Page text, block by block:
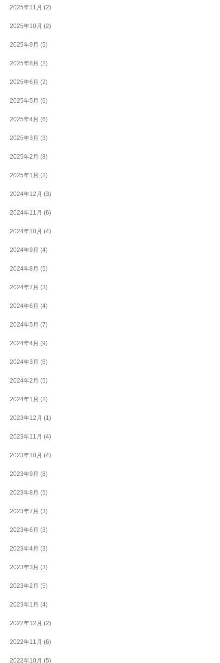
2025年11月 (2)
2025年10月 (2)
2025年9月 (5)
2025年8月 (2)
2025年6月 (2)
2025年5月 (6)
2025年4月 (6)
2025年3月 (3)
2025年2月 (8)
2025年1月 (2)
2024年12月 (3)
2024年11月 (6)
2024年10月 (4)
2024年9月 (4)
2024年8月 (5)
2024年7月 (3)
2024年6月 (4)
2024年5月 (7)
2024年4月 (9)
2024年3月 (6)
2024年2月 (5)
2024年1月 (2)
2023年12月 (1)
2023年11月 (4)
2023年10月 (4)
2023年9月 (8)
2023年8月 (5)
2023年7月 (3)
2023年6月 (3)
2023年4月 (3)
2023年3月 (3)
2023年2月 (5)
2023年1月 (4)
2022年12月 (2)
2022年11月 (6)
2022年10月 (5)